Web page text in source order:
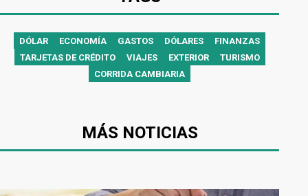
DÓLAR ECONOMÍA GASTOS DÓLARES
FINANZAS
TARJETAS DE CRÉDITO
VIAJES EXTERIOR
TURISMO
CORRIDA CAMBIARIA
MÁS NOTICIAS